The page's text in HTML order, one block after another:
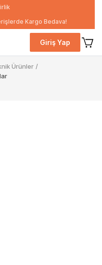
Kargo Bedava!
Giriş Yap
Ürünler /